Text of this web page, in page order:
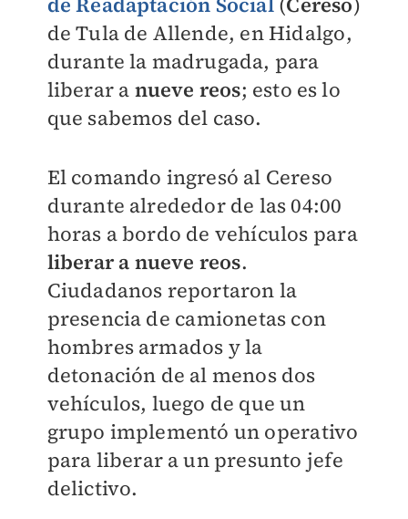
de Tula de Allende, en Hidalgo,
durante la madrugada, para
liberar a nueve reos; esto es lo
que sabemos del caso.
El comando ingresó al Cereso
durante alrededor de las 04:00
horas a bordo de vehículos para
liberar a nueve reos.
Ciudadanos reportaron la
presencia de camionetas con
hombres armados y la
detonación de al menos dos
vehículos, luego de que un
grupo implementó un operativo
para liberar a un presunto jefe
delictivo.